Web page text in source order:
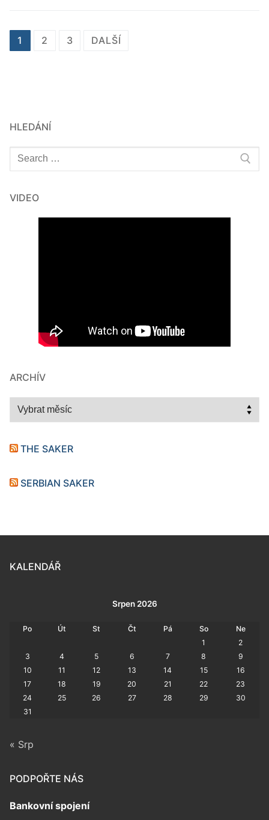
Stránkování
1 2 3 DALŠÍ
HLEDÁNÍ
Hledat:
VIDEO
ARCHÍV
Archív
THE SAKER
SERBIAN SAKER
KALENDÁŘ
Srpen 2026
Po Út St Čt Pá So
Ne
1
2
3
4 5 6 7 8
9
10
11 12 13 14 15
16
17
18 19 20 21 22
23
24
25 26 27 28 29
30
31
« Srp
PODPOŘTE NÁS
Bankovní spojení